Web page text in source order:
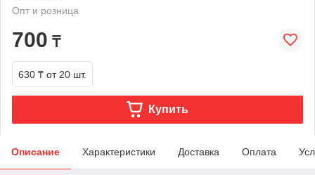
Опт и розница
700 ₸
630 ₸ от 20 шт.
Купить
Описание Характеристики Доставка Оплата